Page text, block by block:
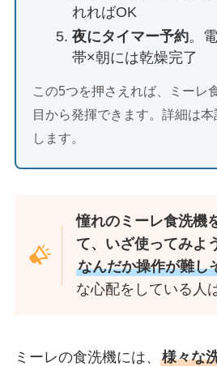
れればOK
夜にタイマー予約。
帯×朝には乾燥完了
この5つを押さえれば、ミーレ
目から発揮できます。詳細は
します。
憧れのミーレ食洗機
て、いざ使ってみよ
なんだか操作が難し
な心配をしている人
ミーレの食洗機には、 様々な